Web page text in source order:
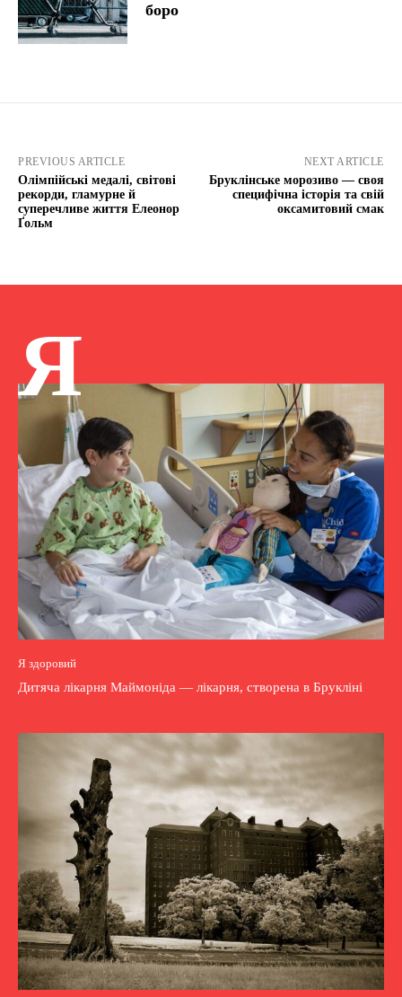
боро
PREVIOUS ARTICLE
Олімпійські медалі, світові
рекорди, гламурне й
суперечливе життя Елеонор
Ґольм
NEXT ARTICLE
Бруклінське морозиво — своя
специфічна історія та свій
оксамитовий смак
Я
Я здоровий
Дитяча лікарня Маймоніда — лікарня, створена в Брукліні